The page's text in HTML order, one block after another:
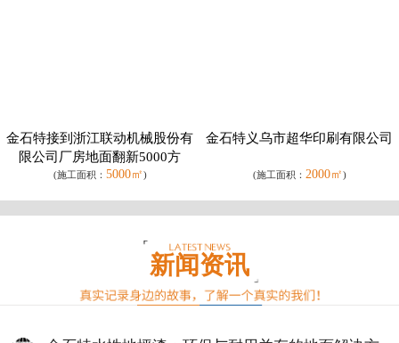
金石特接到浙江联动机械股份有
限公司厂房地面翻新5000方
(施工面积： 5000㎡)
金石特义乌市超华印刷有限公司
(施工面积： 2000㎡)
新闻资讯